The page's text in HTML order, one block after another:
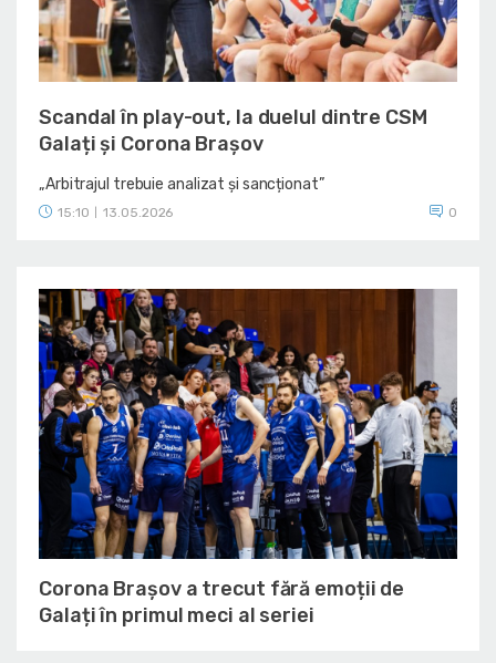
Scandal în play-out, la duelul dintre CSM
Galați și Corona Brașov
„Arbitrajul trebuie analizat și sancționat”
15:10 13.05.2026 0
Corona Brașov a trecut fără emoții de
Galați în primul meci al seriei